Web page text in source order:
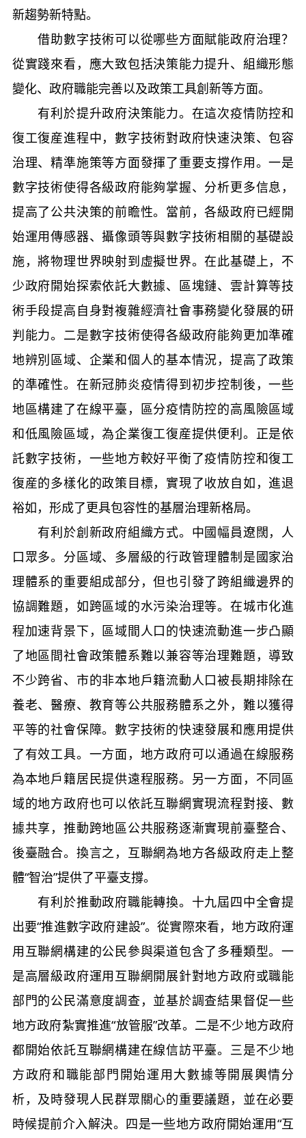
新趨勢新特點。
借助數字技術可以從哪些方面賦能政府治理？
從實踐來看，應大致包括決策能力提升、組織形態
變化、政府職能完善以及政策工具創新等方面。
有利於提升政府決策能力。在這次疫情防控和
復工復産進程中，數字技術對政府快速決策、包容
治理、精準施策等方面發揮了重要支撐作用。一是
數字技術使得各級政府能夠掌握、分析更多信息，
提高了公共決策的前瞻性。當前，各級政府已經開
始運用傳感器、攝像頭等與數字技術相關的基礎設
施，將物理世界映射到虛擬世界。在此基礎上，不
少政府開始探索依託大數據、區塊鏈、雲計算等技
術手段提高自身對複雜經濟社會事務變化發展的研
判能力。二是數字技術使得各級政府能夠更加準確
地辨別區域、企業和個人的基本情況，提高了政策
的準確性。在新冠肺炎疫情得到初步控制後，一些
地區構建了在線平臺，區分疫情防控的高風險區域
和低風險區域，為企業復工復産提供便利。正是依
託數字技術，一些地方較好平衡了疫情防控和復工
復産的多樣化的政策目標，實現了收放自如，進退
裕如，形成了更具包容性的基層治理新格局。
有利於創新政府組織方式。中國幅員遼闊，人
口眾多。分區域、多層級的行政管理體制是國家治
理體系的重要組成部分，但也引發了跨組織邊界的
協調難題，如跨區域的水污染治理等。在城市化進
程加速背景下，區域間人口的快速流動進一步凸顯
了地區間社會政策體系難以兼容等治理難題，導致
不少跨省、市的非本地戶籍流動人口被長期排除在
養老、醫療、教育等公共服務體系之外，難以獲得
平等的社會保障。數字技術的快速發展和應用提供
了有效工具。一方面，地方政府可以通過在線服務
為本地戶籍居民提供遠程服務。另一方面，不同區
域的地方政府也可以依託互聯網實現流程對接、數
據共享，推動跨地區公共服務逐漸實現前臺整合、
後臺融合。換言之，互聯網為地方各級政府走上整
體“智治”提供了平臺支撐。
有利於推動政府職能轉換。十九屆四中全會提
出要“推進數字政府建設”。從實際來看，地方政府運
用互聯網構建的公民參與渠道包含了多種類型。一
是高層級政府運用互聯網開展針對地方政府或職能
部門的公民滿意度調查，並基於調查結果督促一些
地方政府紮實推進“放管服”改革。二是不少地方政府
都開始依託互聯網構建在線信訪平臺。三是不少地
方政府和職能部門開始運用大數據等開展輿情分
析，及時發現人民群眾關心的重要議題，並在必要
時候提前介入解決。四是一些地方政府開始運用“互